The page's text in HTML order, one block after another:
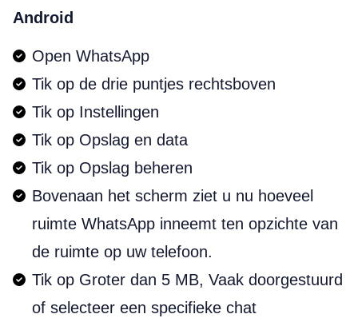
Android
Open WhatsApp
Tik op de drie puntjes rechtsboven
Tik op Instellingen
Tik op Opslag en data
Tik op Opslag beheren
Bovenaan het scherm ziet u nu hoeveel
ruimte WhatsApp inneemt ten opzichte van
de ruimte op uw telefoon.
Tik op Groter dan 5 MB, Vaak doorgestuurd
of selecteer een specifieke chat